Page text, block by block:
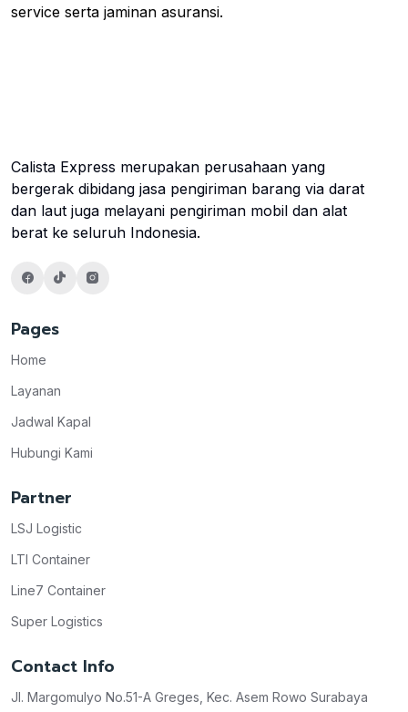
service serta jaminan asuransi.
Calista Express merupakan perusahaan yang
bergerak dibidang jasa pengiriman barang via darat
dan laut juga melayani pengiriman mobil dan alat
berat ke seluruh Indonesia.
Pages
Home
Layanan
Jadwal Kapal
Hubungi Kami
Partner
LSJ Logistic
LTI Container
Line7 Container
Super Logistics
Contact Info
Jl. Margomulyo No.51-A Greges, Kec. Asem Rowo Surabaya